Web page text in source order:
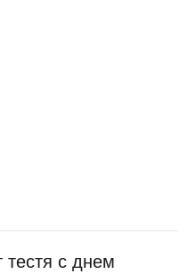
тестя с днем